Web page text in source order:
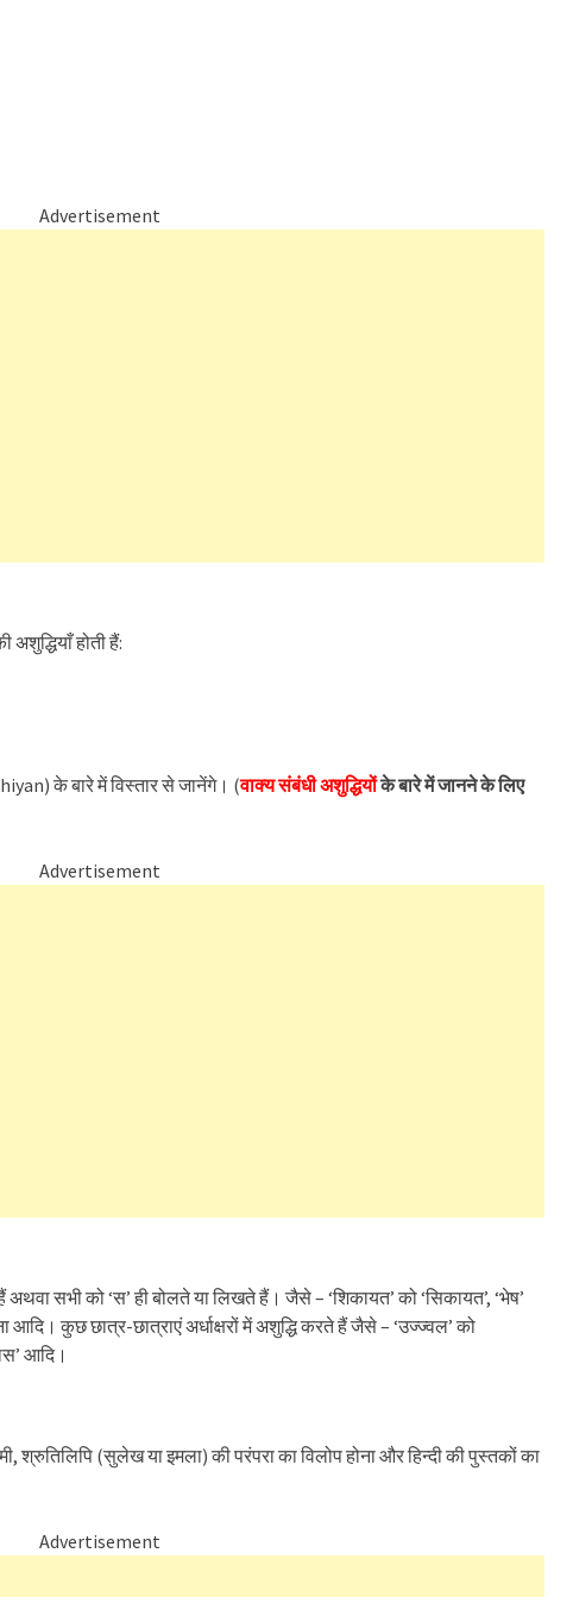
Advertisement
होती हैं:
के बारे में विस्तार से जानेंगे। (वाक्य संबंधी अशुद्धियोंके बारे में जानने के लिए
Advertisement
अथवा सभी को ‘स’ ही बोलते या लिखते हैं। जैसे – ‘शिकायत’ को ‘सिकायत’, ‘भेष’
आदि। कुछ छात्र-छात्राएं अर्धाक्षरों में अशुद्धि करते हैं जैसे – ‘उज्ज्वल’ को
आदि।
श्रुतिलिपि (सुलेख या इमला) की परंपरा का विलोप होना और हिन्दी की पुस्तकों का
Advertisement